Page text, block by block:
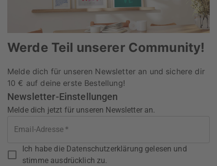
Werde Teil unserer Community!
Melde dich für unseren Newsletter an und sichere dir
10 € auf deine erste Bestellung!
Newsletter-Einstellungen
Melde dich jetzt für unseren Newsletter an.
Email-Adresse *
Ich habe die Datenschutzerklärung gelesen und
stimme ausdrücklich zu.